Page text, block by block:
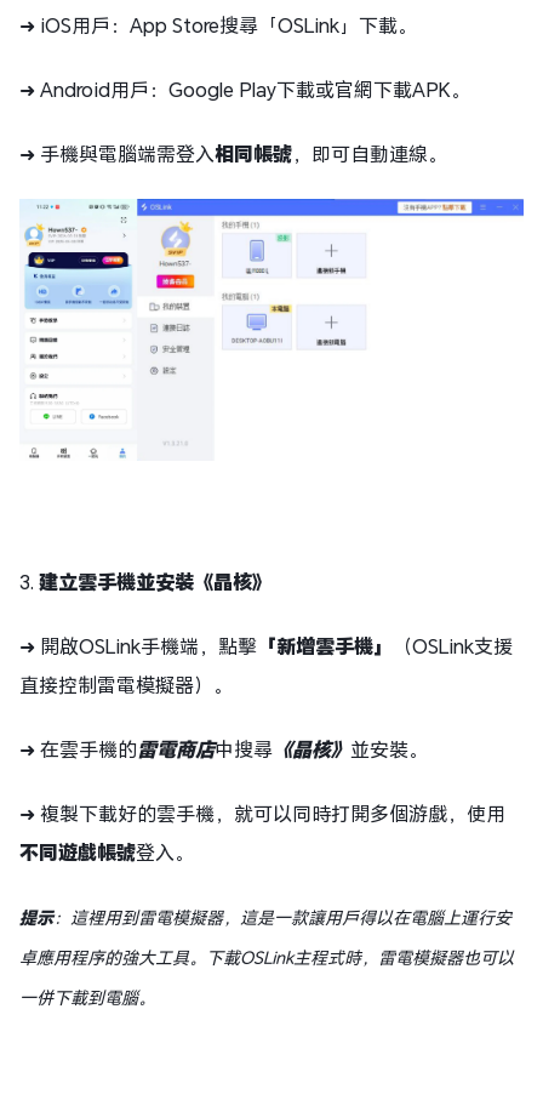
➜ iOS用戶：App Store搜尋「OSLink」下載。
➜ Android用戶：Google Play下載或官網下載APK。
➜ 手機與電腦端需登入相同帳號，即可自動連線。
3. 建立雲手機並安裝《晶核》
➜ 開啟OSLink手機端，點擊 「新增雲手機」
（OSLink支援
直接控制雷電模擬器）。
➜ 在雲手機的雷電商店中搜尋 《晶核》 並安裝。
➜ 複製下載好的雲手機，就可以同時打開多個游戲，使用
不同遊戲帳號登入。
提示：這裡用到雷電模擬器，這是一款讓用戶得以在電腦上運行安
卓應用程序的強大工具。下載OSLink主程式時，雷電模擬器也可以
一併下載到電腦。